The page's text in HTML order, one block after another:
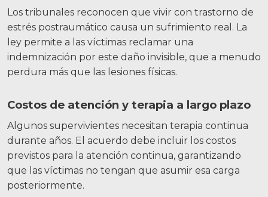
Los tribunales reconocen que vivir con trastorno de
estrés postraumático causa un sufrimiento real. La
ley permite a las víctimas reclamar una
indemnización por este daño invisible, que a menudo
perdura más que las lesiones físicas.
Costos de atención y terapia a largo plazo
Algunos supervivientes necesitan terapia continua
durante años. El acuerdo debe incluir los costos
previstos para la atención continua, garantizando
que las víctimas no tengan que asumir esa carga
posteriormente.